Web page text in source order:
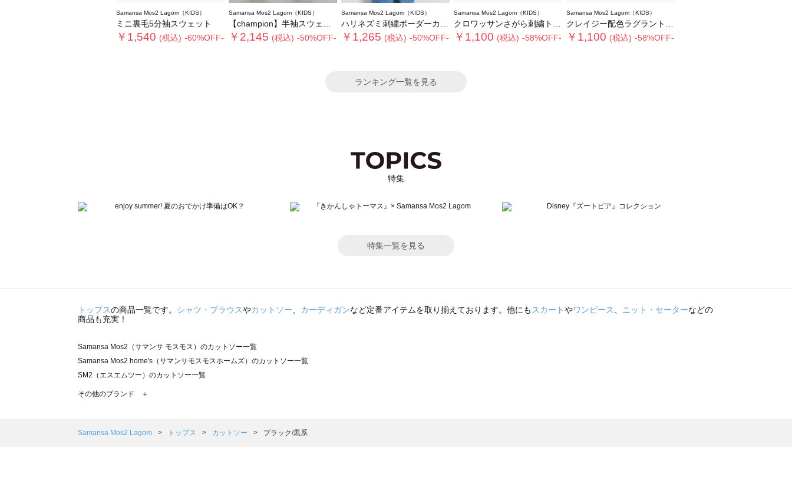
Samansa Mos2 Lagom（KIDS）
ミニ裏毛5分袖スウェット
￥1,540 (税込) -60%OFF-
Samansa Mos2 Lagom（KIDS）
【champion】半袖スウェット
￥2,145 (税込) -50%OFF-
Samansa Mos2 Lagom（KIDS）
ハリネズミ刺繍ボーダーカットソー
￥1,265 (税込) -50%OFF-
Samansa Mos2 Lagom（KIDS）
クロワッサンさがら刺繍トレーナー
￥1,100 (税込) -58%OFF-
Samansa Mos2 Lagom（KIDS）
クレイジー配色ラグラントレーナー
￥1,100 (税込) -58%OFF-
ランキング一覧を見る
特集
特集一覧を見る
トップスの商品一覧です。 シャツ・ブラウスやカットソー、 カーディガンなど定番アイテムを取り揃えております。他にもスカートやワンピース、 ニット・セーターなどの
商品も充実！
Samansa Mos2（サマンサ モスモス）のカットソー一覧
Samansa Mos2 home's（サマンサモスモスホームズ）のカットソー一覧
SM2（エスエムツー）のカットソー一覧
TSUHARU by Samansa Mos2（ツハルバイサマンサモスモス）のカットソー一覧
Samansa Mos2 Lagom（サマンサモスモス ラーゴム）のカットソー一覧
その他のブランド ＋
Samansa Mos2 Lagom トップス カットソー ブラック/黒系